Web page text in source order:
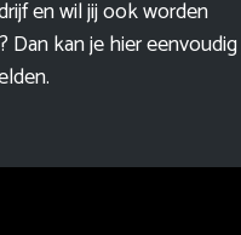
en wil jij ook worden
Dan kan je hier eenvoudig
.